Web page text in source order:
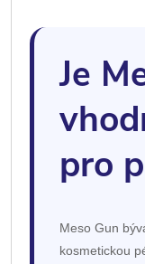
Je
pro
Meso Gun
kosmetickou